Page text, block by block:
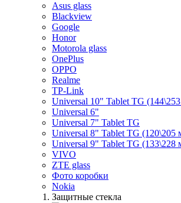
Asus glass
Blackview
Google
Honor
Motorola glass
OnePlus
OPPO
Realme
TP-Link
Universal 10" Tablet TG
Universal 6"
Universal 7" Tablet TG
Universal 8" Tablet TG (120\205
Universal 9" Tablet TG (133\228
VIVO
ZTE glass
Фото коробки
Nokia
Защитные стекла